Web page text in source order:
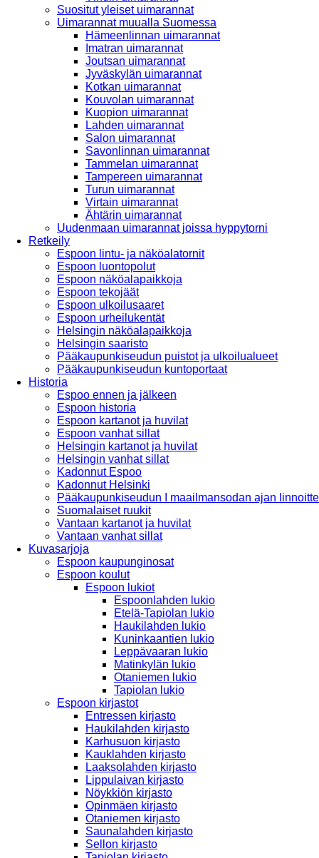
Suositut yleiset uimarannat
Uimarannat muualla Suomessa
Hämeenlinnan uimarannat
Imatran uimarannat
Joutsan uimarannat
Jyväskylän uimarannat
Kotkan uimarannat
Kouvolan uimarannat
Kuopion uimarannat
Lahden uimarannat
Salon uimarannat
Savonlinnan uimarannat
Tammelan uimarannat
Tampereen uimarannat
Turun uimarannat
Virtain uimarannat
Ähtärin uimarannat
Uudenmaan uimarannat joissa hyppytorni
Retkeily
Espoon lintu- ja näköalatornit
Espoon luontopolut
Espoon näköalapaikkoja
Espoon tekojäät
Espoon ulkoilusaaret
Espoon urheilukentät
Helsingin näköalapaikkoja
Helsingin saaristo
Pääkaupunkiseudun puistot ja ulkoilualueet
Pääkaupunkiseudun kuntoportaat
Historia
Espoo ennen ja jälkeen
Espoon historia
Espoon kartanot ja huvilat
Espoon vanhat sillat
Helsingin kartanot ja huvilat
Helsingin vanhat sillat
Kadonnut Espoo
Kadonnut Helsinki
Pääkaupunkiseudun I maailmansodan ajan
Suomalaiset ruukit
Vantaan kartanot ja huvilat
Vantaan vanhat sillat
Kuvasarjoja
Espoon kaupunginosat
Espoon koulut
Espoon lukiot
Espoonlahden lukio
Etelä-Tapiolan lukio
Haukilahden lukio
Kuninkaantien lukio
Leppävaaran lukio
Matinkylän lukio
Otaniemen lukio
Tapiolan lukio
Espoon kirjastot
Entressen kirjasto
Haukilahden kirjasto
Karhusuon kirjasto
Kauklahden kirjasto
Laaksolahden kirjasto
Lippulaivan kirjasto
Nöykkiön kirjasto
Opinmäen kirjasto
Otaniemen kirjasto
Saunalahden kirjasto
Sellon kirjasto